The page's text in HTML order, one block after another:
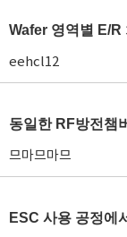
eehcl12
동일한 RF방전챔
므마므마므